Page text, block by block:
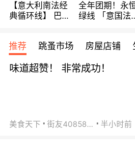
【意大利南法经
典循环线】 巴黎
宾馆 108欧/天起
全程756欧/位
全年团期！永
绿线 「意国法
欧/天起 ~包拼
推荐 跳蚤市场 房屋店铺
味道超赞！ 非常成功！
美食天下 街友40858442 半小时前